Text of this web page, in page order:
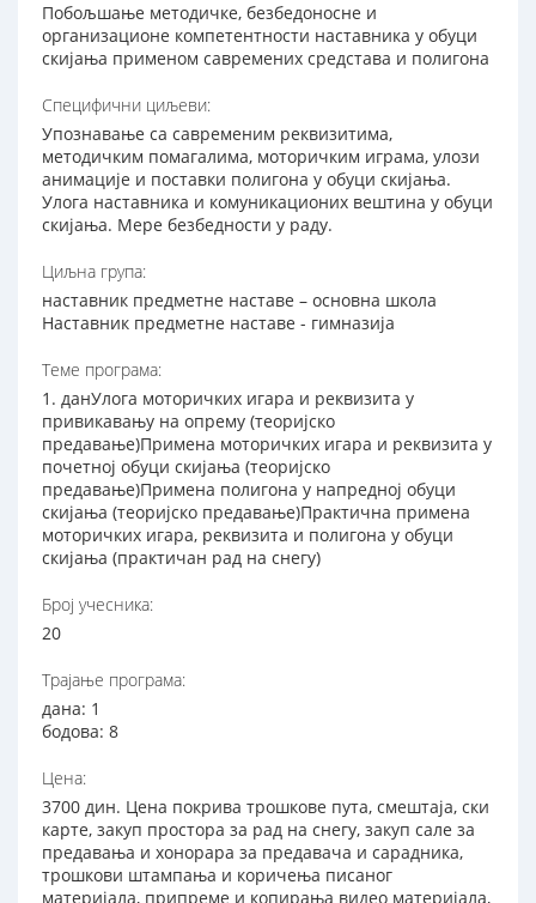
Побољшање методичке, безбедоносне и
организационе компетентности наставника у обуци
скијања применом савремених средстава и полигонa
Специфични циљеви:
Упознавање са савременим реквизитима,
методичким помагалима, моторичким играма, улози
анимације и поставки полигона у обуци скијања.
Улога наставника и комуникационих вештина у обуци
скијања. Мере безбедности у раду.
Циљна група:
наставник предметне наставе – основна школа
Наставник предметне наставе - гимназија
Теме програма:
1. данУлога моторичких игара и реквизита у
привикавању на опрему (теоријско
предавање)Примена моторичких игара и реквизита у
почетној обуци скијања (теоријско
предавање)Примена полигона у напредној обуци
скијања (теоријско предавање)Практична примена
моторичких игара, реквизита и полигона у обуци
скијања (практичан рад на снегу)
Број учесника:
20
Трајање програма:
дана: 1
бодова: 8
Цена:
3700 дин. Цена покрива трошкове пута, смештаја, ски
карте, закуп простора за рад на снегу, закуп сале за
предавања и хонорара за предавача и сарадника,
трошкови штампања и коричења писаног
материјала, припреме и копирања видео материјала,